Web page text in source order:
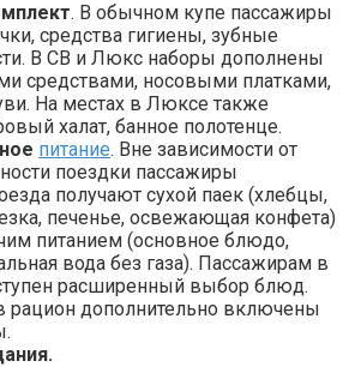
. В обычном купе пассажиры
средства гигиены, зубные
В СВ и Люкс наборы дополнены
средствами, носовыми платками,
На местах в Люксе также
халат, банное полотенце.
питание. Вне зависимости от
поездки пассажиры
получают сухой паек (хлебцы,
печенье, освежающая конфета)
питанием (основное блюдо,
вода без газа). Пассажирам в
расширенный выбор блюд.
рацион дополнительно включены